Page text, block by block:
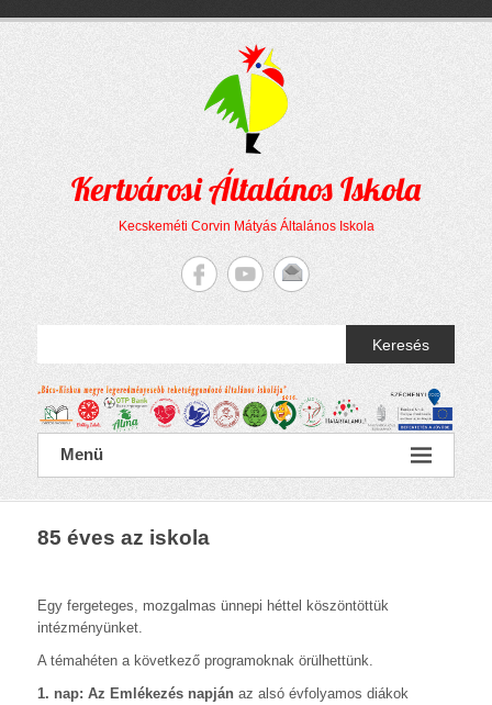
Kertvárosi Általános Iskola
Kecskeméti Corvin Mátyás Általános Iskola
Keresés
Menü
85 éves az iskola
Egy fergeteges, mozgalmas ünnepi héttel köszöntöttük
intézményünket.
A témahéten a következő programoknak örülhettünk.
1. nap: Az Emlékezés napján az alsó évfolyamos diákok